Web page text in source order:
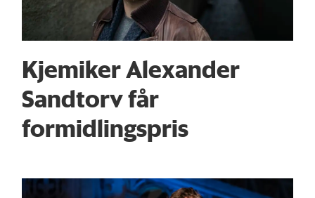
Kjemiker Alexander
Sandtorv får
formidlingspris